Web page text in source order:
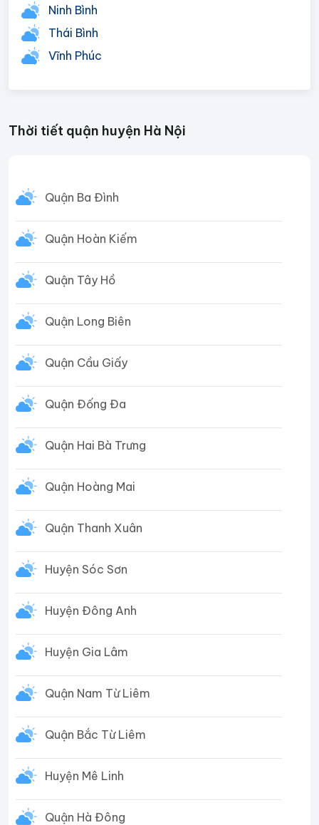
Ninh Bình
Thái Bình
Vĩnh Phúc
Thời tiết quận huyện Hà Nội
Quận Ba Đình
Quận Hoàn Kiếm
Quận Tây Hồ
Quận Long Biên
Quận Cầu Giấy
Quận Đống Đa
Quận Hai Bà Trưng
Quận Hoàng Mai
Quận Thanh Xuân
Huyện Sóc Sơn
Huyện Đông Anh
Huyện Gia Lâm
Quận Nam Từ Liêm
Quận Bắc Từ Liêm
Huyện Mê Linh
Quận Hà Đông